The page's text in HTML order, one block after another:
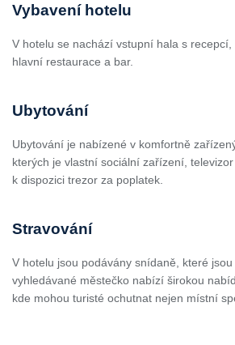
Vybavení hotelu
V hotelu se nachází vstupní hala s recepcí,
hlavní restaurace a bar.
Ubytování
Ubytování je nabízené v komfortně
kterých je vlastní sociální zařízení,
k dispozici trezor za poplatek.
Stravování
V hotelu jsou podávány snídaně, které
vyhledávané městečko nabízí širokou
kde mohou turisté ochutnat nejen místní